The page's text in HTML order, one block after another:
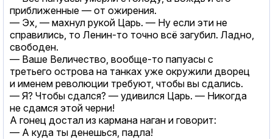
приближенные — от ожирения.
— Эх, — махнул рукой Царь. — Ну если эти не
справились, то Ленин-то точно всё загубил. Ладно,
свободен.
— Ваше Величество, вообще-то папуасы с
третьего острова на танках уже окружили дворец
и именем революции требуют, чтобы вы сдались.
— Я? Чтобы сдался? — удивился Царь. — Никогда
не сдамся этой черни!
А гонец достал из кармана наган и говорит:
— А куда ты денешься, падла!